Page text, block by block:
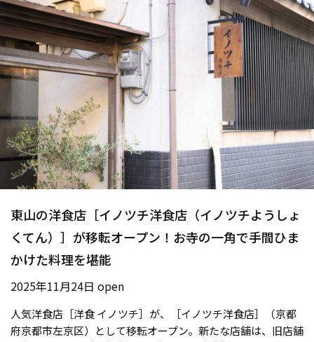
東山の洋食店［イノツチ洋食店（イノツチようしょ
くてん）］が移転オープン！お寺の一角で手間ひま
かけた料理を堪能
2025年11月24日 open
人気洋食店［洋食 イノツチ］が、［イノツチ洋食店］（京都
府京都市左京区）として移転オープン。新たな店舗は、旧店舗